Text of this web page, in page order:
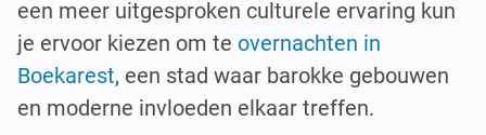
een meer uitgesproken culturele ervaring kun
je ervoor kiezen om te overnachten in
Boekarest, een stad waar barokke gebouwen
en moderne invloeden elkaar treffen.